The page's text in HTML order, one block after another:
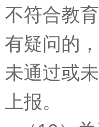
不符合教
有疑问的
未通过或
上报。